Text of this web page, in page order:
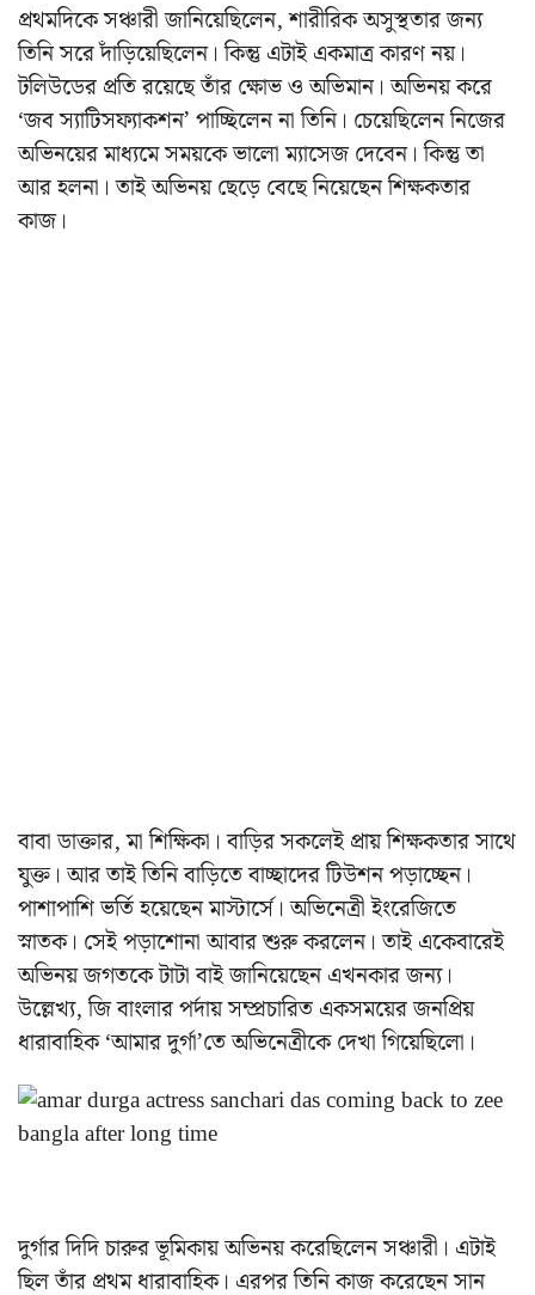
প্রথমদিকে সঞ্চারী জানিয়েছিলেন, শারীরিক অসুস্থতার জন্য
তিনি সরে দাঁড়িয়েছিলেন। কিন্তু এটাই একমাত্র কারণ নয়।
টলিউডের প্রতি রয়েছে তাঁর ক্ষোভ ও অভিমান। অভিনয় করে
‘জব স্যাটিসফ্যাকশন’ পাচ্ছিলেন না তিনি। চেয়েছিলেন নিজের
অভিনয়ের মাধ্যমে সময়কে ভালো ম্যাসেজ দেবেন। কিন্তু তা
আর হলনা। তাই অভিনয় ছেড়ে বেছে নিয়েছেন শিক্ষকতার
কাজ।
বাবা ডাক্তার, মা শিক্ষিকা। বাড়ির সকলেই প্রায় শিক্ষকতার সাথে
যুক্ত। আর তাই তিনি বাড়িতে বাচ্ছাদের টিউশন পড়াচ্ছেন।
পাশাপাশি ভর্তি হয়েছেন মাস্টার্সে। অভিনেত্রী ইংরেজিতে
স্নাতক। সেই পড়াশোনা আবার শুরু করলেন। তাই একেবারেই
অভিনয় জগতকে টাটা বাই জানিয়েছেন এখনকার জন্য।
উল্লেখ্য, জি বাংলার পর্দায় সম্প্রচারিত একসময়ের জনপ্রিয়
ধারাবাহিক ‘আমার দুর্গা’তে অভিনেত্রীকে দেখা গিয়েছিলো।
দুর্গার দিদি চারুর ভূমিকায় অভিনয় করেছিলেন সঞ্চারী। এটাই
ছিল তাঁর প্রথম ধারাবাহিক। এরপর তিনি কাজ করেছেন সান